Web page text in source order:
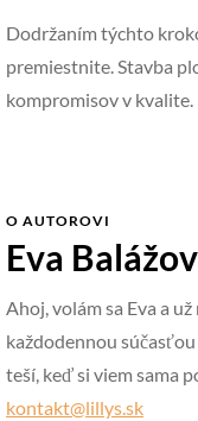
Dodržaním týchto
premiestnite. Stavba
kompromisov v kvalite.
O AUTOROVI
Eva
Ahoj, volám sa Eva a
každodennou
teší, keď si viem sama
kontakt@lillys.sk